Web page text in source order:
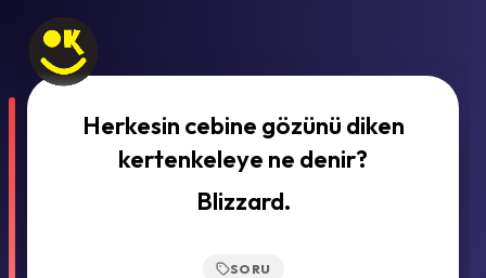
Herkesin cebine gözünü diken
kertenkeleye ne denir?
Blizzard.
SORU